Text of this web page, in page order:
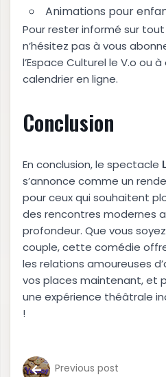
Animations pour
Pour rester informé sur
n’hésitez pas à vous
l’Espace Culturel le V.o ou
calendrier en ligne.
Conclusion
En conclusion, le spectacle L
s’annonce comme un
pour ceux qui souhaitent
des rencontres modernes
profondeur. Que vous
couple, cette comédie
les relations amoureuses
vos places maintenant, et
une expérience théâtrale
!
Previous post